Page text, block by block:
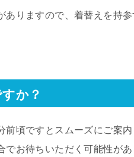
りますので、着替えを持
か？
頃ですとスムーズにご案
でお待ちいただく可能性が